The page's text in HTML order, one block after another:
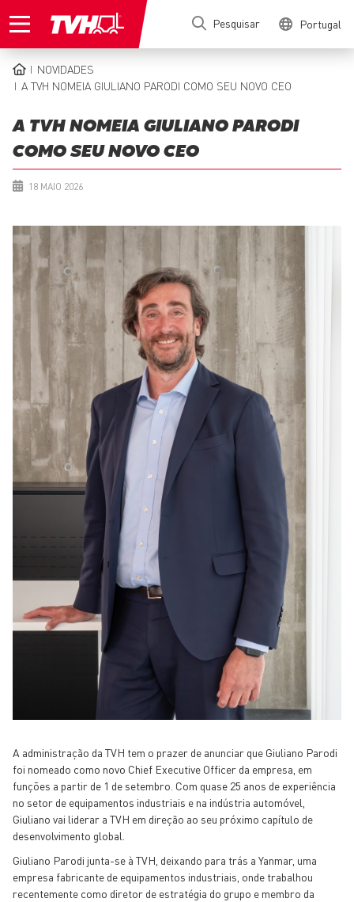
para
principal
Pesquisar Portugal
NAVEGAÇÃO
NOVIDADES
A TVH NOMEIA GIULIANO PARODI COMO SEU NOVO CEO
A TVH NOMEIA GIULIANO PARODI
COMO SEU NOVO CEO
18 MAIO 2026
A administração da TVH tem o prazer de anunciar que Giuliano Parodi
foi nomeado como novo Chief Executive Officer da empresa, em
funções a partir de 1 de setembro. Com quase 25 anos de experiência
no setor de equipamentos industriais e na indústria automóvel,
Giuliano vai liderar a TVH em direção ao seu próximo capítulo de
desenvolvimento global.
Giuliano Parodi junta-se à TVH, deixando para trás a Yanmar, uma
empresa fabricante de equipamentos industriais, onde trabalhou
recentemente como diretor de estratégia do grupo e membro da